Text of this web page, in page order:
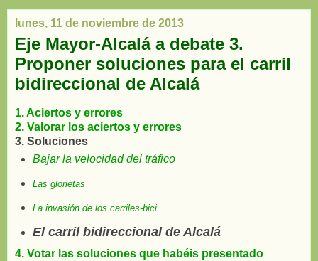
lunes, 11 de noviembre de 2013
Eje Mayor-Alcalá a debate 3.
Proponer soluciones para el carril
bidireccional de Alcalá
1. Aciertos y errores
2. Valorar los aciertos y errores
3. Soluciones
Bajar la velocidad del tráfico
Las glorietas
La invasión de los carriles-bici
El carril bidireccional de Alcalá
4. Votar las soluciones que habéis presentado